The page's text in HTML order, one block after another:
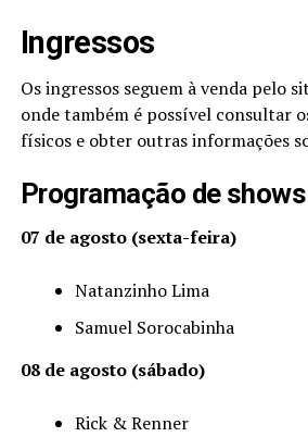
Ingressos
Os ingressos seguem à venda pelo
onde também é possível consultar
físicos e obter outras informações
Programação de shows
07 de agosto (sexta-feira)
Natanzinho Lima
Samuel Sorocabinha
08 de agosto (sábado)
Rick & Renner